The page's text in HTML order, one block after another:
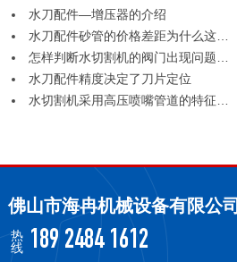
水刀配件—增压器的介绍
水刀配件砂管的价格差距为什么这…
怎样判断水切割机的阀门出现问题…
水刀配件精度决定了刀片定位
水切割机采用高压喷嘴管道的特征…
佛山市海冉机械设备有限公司
热
线 189 2484 1612